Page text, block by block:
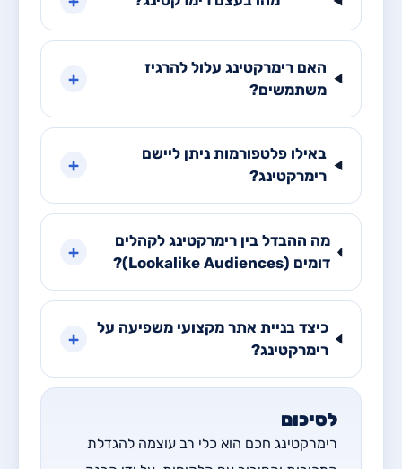
האם רימרקטינג עלול להרגיז
משתמשים?
+
באילו פלטפורמות ניתן ליישם
רימרקטינג?
+
מה ההבדל בין רימרקטינג לקהלים
דומים (Lookalike Audiences)?
+
כיצד בניית אתר מקצועי משפיעה על
רימרקטינג?
+
לסיכום
רימרקטינג חכם הוא כלי רב עוצמה להגדלת